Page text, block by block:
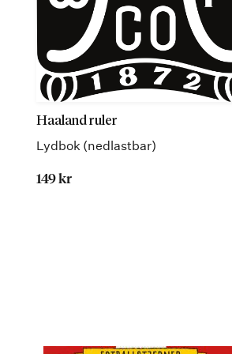
Haaland ruler
Lydbok (nedlastbar)
149 kr